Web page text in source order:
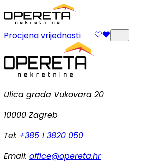
Procjena vrijednosti
Ulica grada Vukovara 20
10000 Zagreb
Tel: +385 1 3820 050
Email: office@opereta.hr